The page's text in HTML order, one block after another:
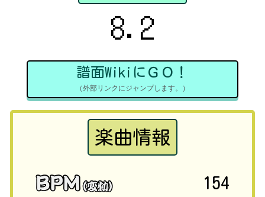
8.2
譜面WikiにＧＯ！
（外部リンクにジャンプします。）
楽曲情報
154